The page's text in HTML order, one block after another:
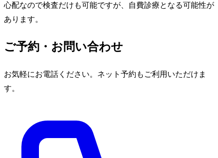
心配なので検査だけも可能ですが、自費診療となる可能性が
あります。
ご予約・お問い合わせ
お気軽にお電話ください。ネット予約もご利用いただけま
す。